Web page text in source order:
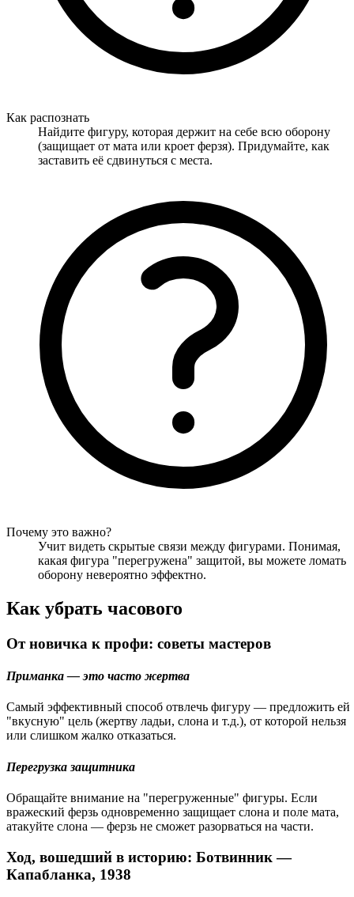
Как распознать
Найдите фигуру, которая держит на себе всю оборону
(защищает от мата или кроет ферзя). Придумайте, как
заставить её сдвинуться с места.
Почему это важно?
Учит видеть скрытые связи между фигурами. Понимая,
какая фигура "перегружена" защитой, вы можете ломать
оборону невероятно эффектно.
Как убрать часового
От новичка к профи: советы мастеров
Приманка — это часто жертва
Самый эффективный способ отвлечь фигуру — предложить ей
"вкусную" цель (жертву ладьи, слона и т.д.), от которой нельзя
или слишком жалко отказаться.
Перегрузка защитника
Обращайте внимание на "перегруженные" фигуры. Если
вражеский ферзь одновременно защищает слона и поле мата,
атакуйте слона — ферзь не сможет разорваться на части.
Ход, вошедший в историю: Ботвинник —
Капабланка, 1938